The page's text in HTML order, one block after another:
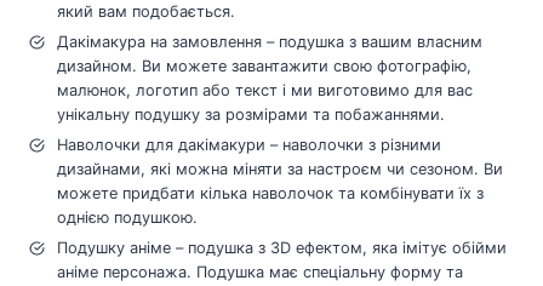
який вам подобається.
Дакімакура на замовлення – подушка з вашим власним
дизайном. Ви можете завантажити свою фотографію,
малюнок, логотип або текст і ми виготовимо для вас
унікальну подушку за розмірами та побажаннями.
Наволочки для дакімакури – наволочки з різними
дизайнами, які можна міняти за настроєм чи сезоном. Ви
можете придбати кілька наволочок та комбінувати їх з
однією подушкою.
Подушку аніме – подушка з 3D ефектом, яка імітує обійми
аніме персонажа. Подушка має спеціальну форму та